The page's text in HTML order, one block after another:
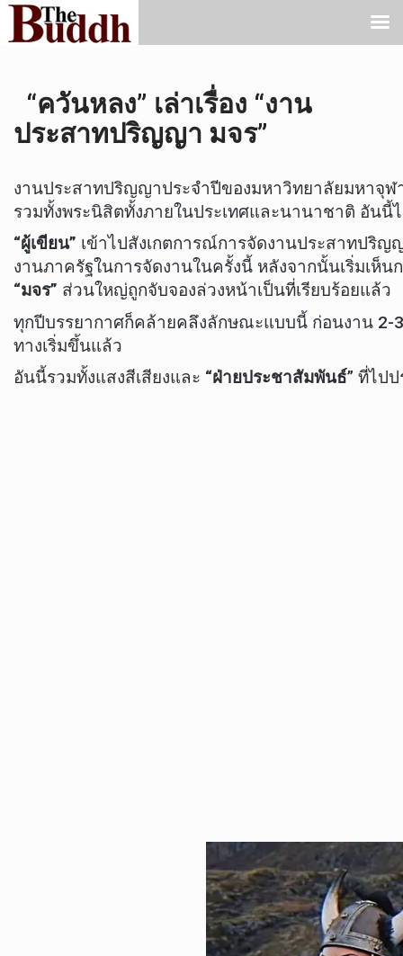
“ควันหลง” เล่าเรื่อง “งาน
ประสาทปริญญา มจร”
งานประสาทปริญญาประจำปีของมหาวิทยาลัยมหาจุ
รวมทั้งพระนิสิตทั้งภายในประเทศและนานาชาติ อัน
“ผู้เขียน” เข้าไปสังเกตการณ์การจัดงานประสาทปริ
งานภาครัฐในการจัดงานในครั้งนี้ หลังจากนั้นเริ่มเ
“มจร” ส่วนใหญ่ถูกจับจองล่วงหน้าเป็นที่เรียบร้อยแล้ว
ทุกปีบรรยากาศก็คล้ายคลึงลักษณะแบบนี้ ก่อนงาน 2-3
ทางเริ่มขึ้นแล้ว
อันนี้รวมทั้งแสงสีเสียงและ “ฝ่ายประชาสัมพันธ์” ที่ไป